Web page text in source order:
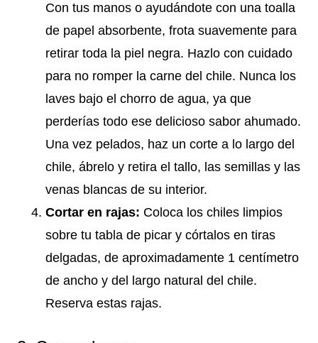
Con tus manos o ayudándote con una toalla
de papel absorbente, frota suavemente para
retirar toda la piel negra. Hazlo con cuidado
para no romper la carne del chile. Nunca los
laves bajo el chorro de agua, ya que
perderías todo ese delicioso sabor ahumado.
Una vez pelados, haz un corte a lo largo del
chile, ábrelo y retira el tallo, las semillas y las
venas blancas de su interior.
Cortar en rajas: Coloca los chiles limpios
sobre tu tabla de picar y córtalos en tiras
delgadas, de aproximadamente 1 centímetro
de ancho y del largo natural del chile.
Reserva estas rajas.